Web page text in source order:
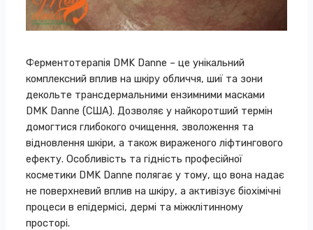
Ферментотерапія DMK Danne – це унікальний
комплексний вплив на шкіру обличчя, шиї та зони
декольте трансдермальними ензимними масками
DMK Danne (США). Дозволяє у найкоротший термін
домогтися глибокого очищення, зволоження та
відновлення шкіри, а також вираженого ліфтингового
ефекту. Особливість та гідність професійної
косметики DMK Danne полягає у тому, що вона надає
не поверхневий вплив на шкіру, а активізує біохімічні
процеси в епідермісі, дермі та міжклітинному
просторі.